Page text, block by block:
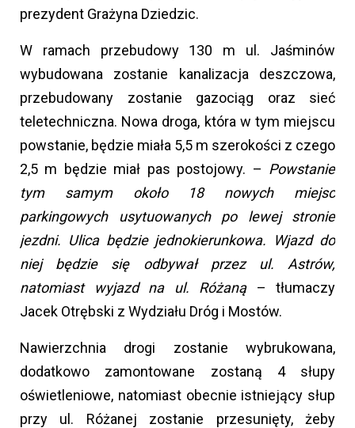
prezydent Grażyna Dziedzic.
W ramach przebudowy 130 m ul. Jaśminów
wybudowana zostanie kanalizacja deszczowa,
przebudowany zostanie gazociąg oraz sieć
teletechniczna. Nowa droga, która w tym miejscu
powstanie, będzie miała 5,5 m szerokości z czego
2,5 m będzie miał pas postojowy. – Powstanie
tym samym około 18 nowych miejsc
parkingowych usytuowanych po lewej stronie
jezdni. Ulica będzie jednokierunkowa. Wjazd do
niej będzie się odbywał przez ul. Astrów,
natomiast wyjazd na ul. Różaną– tłumaczy
Jacek Otrębski z Wydziału Dróg i Mostów.
Nawierzchnia drogi zostanie wybrukowana,
dodatkowo zamontowane zostaną 4 słupy
oświetleniowe, natomiast obecnie istniejący słup
przy ul. Różanej zostanie przesunięty, żeby